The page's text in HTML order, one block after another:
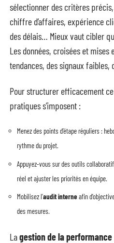
sélectionner des critères
chiffre d’affaires, expérience
des délais… Mieux vaut cibler
Les données, croisées et
tendances, des signaux faibles,
Pour structurer efficacement
pratiques s’imposent :
Menez des points d’étape réguliers :
rythme du projet.
Appuyez-vous sur des outils
réel et ajuster les priorités en équipe.
Mobilisez l’audit interneafin
des mesures.
Lagestion de la performance